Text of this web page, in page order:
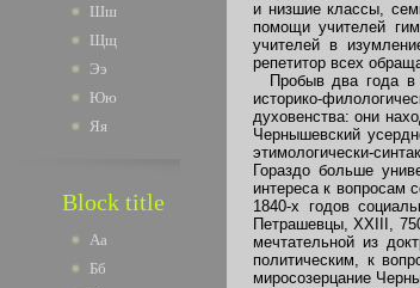
Шш
Щщ
Ээ
Юю
Яя
Block title
Аа
Бб
и низшие классы,
помощи учителей
учителей в
репетитор всех
Пробыв два года в
историко-
духовенства: они
Чернышевский
этимологически-
Гораздо больше
интереса к вопросам
1840-х годов
Петрашевцы, XXIII,
мечтательной из
политическим, к
миросозерцание